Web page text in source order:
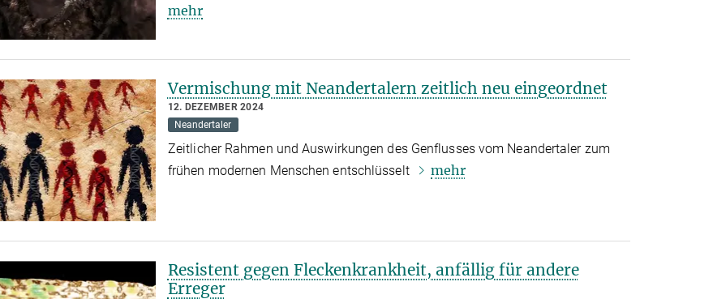
mehr
Vermischung mit Neandertalern zeitlich neu eingeordnet
12. DEZEMBER 2024
Neandertaler
Zeitlicher Rahmen und Auswirkungen des Genflusses vom Neandertaler zum
frühen modernen Menschen entschlüsselt
mehr
Resistent gegen Fleckenkrankheit, anfällig für andere
Erreger